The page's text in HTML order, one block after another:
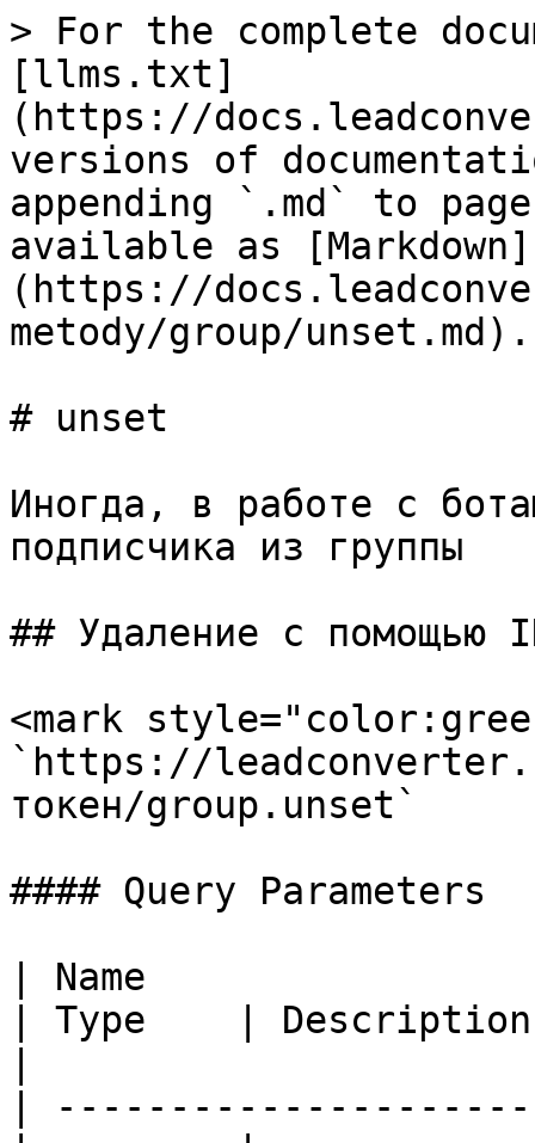
> For the complete
[llms.txt]
(https://
versions of
appending `.md` to
available as [Markdown]
(https://
metody/group/unset.md).
# unset
Иногда, в работе с
подписчика из группы
## Удаление с помощью
<mark
`https://
токен/group.unset`
#### Query Parameters
| Name
| Type    | Description
|